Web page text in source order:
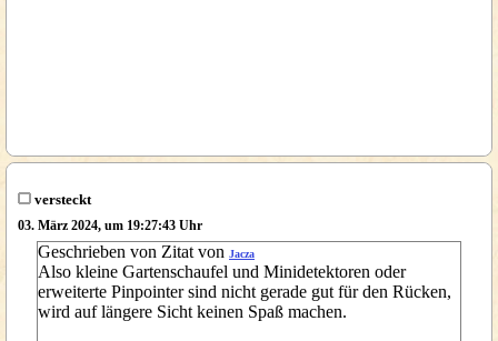
versteckt
03. März 2024, um 19:27:43 Uhr
Geschrieben von Zitat von Jacza
Also kleine Gartenschaufel und Minidetektoren oder
erweiterte Pinpointer sind nicht gerade gut für den Rücken,
wird auf längere Sicht keinen Spaß machen.